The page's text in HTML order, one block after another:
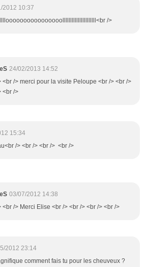
2012 10:37
/>
24/02/2013 14:52
<br /> merci pour la visite Peloupe <br /> <br />
<br />
15:34
/> <br /> <br /> <br />
03/07/2012 14:38
<br /> Merci Elise <br /> <br /> <br /> <br />
2012 23:14
comment fais tu pour les cheuveux ?